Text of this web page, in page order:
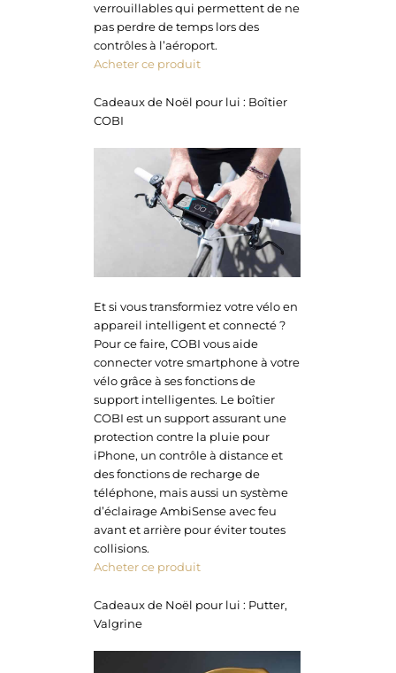
verrouillables qui permettent de ne
pas perdre de temps lors des
contrôles à l’aéroport.
Acheter ce produit
Cadeaux de Noël pour lui : Boîtier
COBI
Et si vous transformiez votre vélo en
appareil intelligent et connecté ?
Pour ce faire, COBI vous aide
connecter votre smartphone à votre
vélo grâce à ses fonctions de
support intelligentes. Le boîtier
COBI est un support assurant une
protection contre la pluie pour
iPhone, un contrôle à distance et
des fonctions de recharge de
téléphone, mais aussi un système
d’éclairage AmbiSense avec feu
avant et arrière pour éviter toutes
collisions.
Acheter ce produit
Cadeaux de Noël pour lui : Putter,
Valgrine